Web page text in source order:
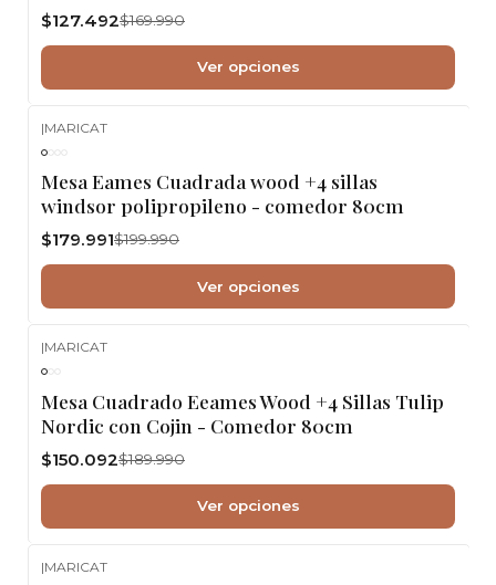
$127.492$169.990
Ver opciones
|MARICAT
Mesa Eames Cuadrada wood +4 sillas
windsor polipropileno - comedor 80cm
$179.991$199.990
Ver opciones
|MARICAT
Mesa Cuadrado Eeames Wood +4 Sillas Tulip
Nordic con Cojin - Comedor 80cm
$150.092$189.990
Ver opciones
|MARICAT